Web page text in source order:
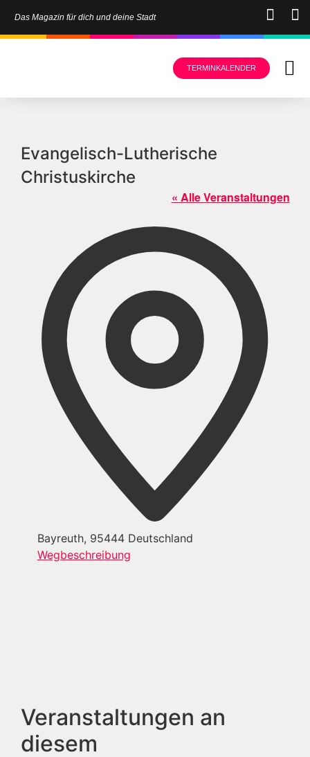
Das Magazin für dich und deine Stadt
TERMINKALENDER
Evangelisch-Lutherische
Christuskirche
« Alle Veranstaltungen
Bayreuth, 95444 Deutschland
Wegbeschreibung
Veranstaltungen an
diesem